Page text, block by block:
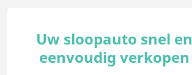
Uw sloopauto snel en
eenvoudig verkopen